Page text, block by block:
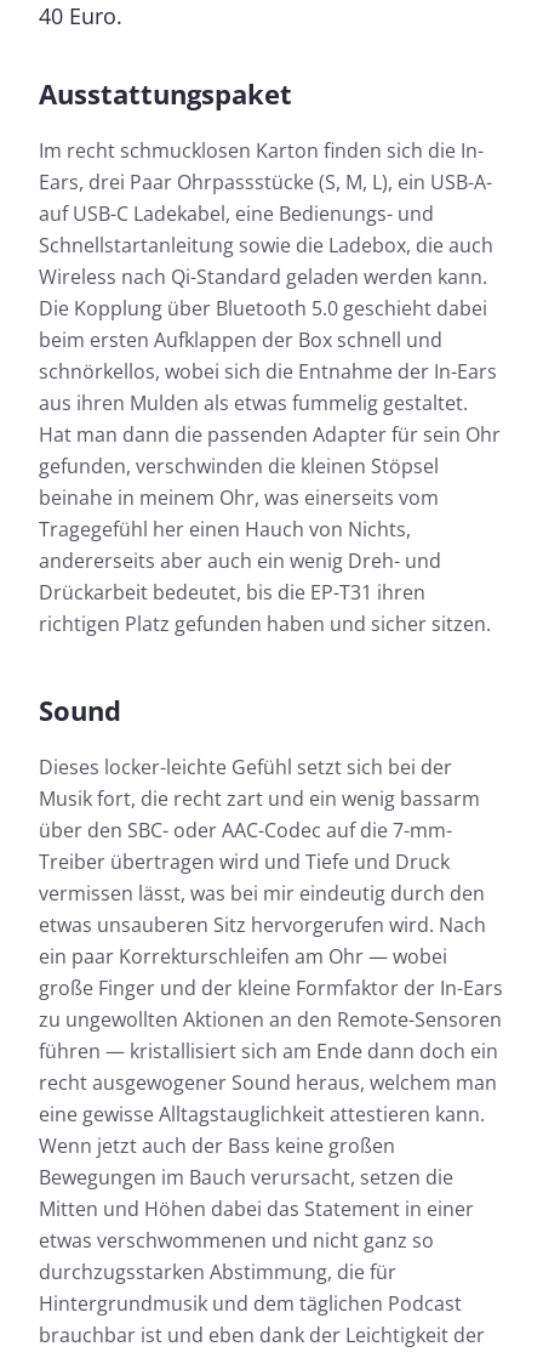
40 Euro.
Ausstattungspaket
Im recht schmucklosen Karton finden sich die In-
Ears, drei Paar Ohrpassstücke (S, M, L), ein USB-A-
auf USB-C Ladekabel, eine Bedienungs- und
Schnellstartanleitung sowie die Ladebox, die auch
Wireless nach Qi-Standard geladen werden kann.
Die Kopplung über Bluetooth 5.0 geschieht dabei
beim ersten Aufklappen der Box schnell und
schnörkellos, wobei sich die Entnahme der In-Ears
aus ihren Mulden als etwas fummelig gestaltet.
Hat man dann die passenden Adapter für sein Ohr
gefunden, verschwinden die kleinen Stöpsel
beinahe in meinem Ohr, was einerseits vom
Tragegefühl her einen Hauch von Nichts,
andererseits aber auch ein wenig Dreh- und
Drückarbeit bedeutet, bis die EP-T31 ihren
richtigen Platz gefunden haben und sicher sitzen.
Sound
Dieses locker-leichte Gefühl setzt sich bei der
Musik fort, die recht zart und ein wenig bassarm
über den SBC- oder AAC-Codec auf die 7-mm-
Treiber übertragen wird und Tiefe und Druck
vermissen lässt, was bei mir eindeutig durch den
etwas unsauberen Sitz hervorgerufen wird. Nach
ein paar Korrekturschleifen am Ohr — wobei
große Finger und der kleine Formfaktor der In-Ears
zu ungewollten Aktionen an den Remote-Sensoren
führen — kristallisiert sich am Ende dann doch ein
recht ausgewogener Sound heraus, welchem man
eine gewisse Alltagstauglichkeit attestieren kann.
Wenn jetzt auch der Bass keine großen
Bewegungen im Bauch verursacht, setzen die
Mitten und Höhen dabei das Statement in einer
etwas verschwommenen und nicht ganz so
durchzugsstarken Abstimmung, die für
Hintergrundmusik und dem täglichen Podcast
brauchbar ist und eben dank der Leichtigkeit der